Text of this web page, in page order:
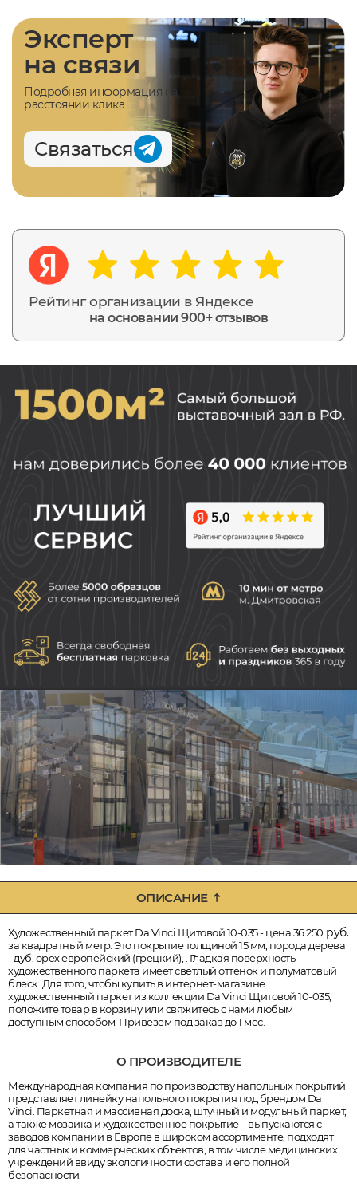
Рейтинг организации в Яндексе
на основании 900+ отзывов
Эксперт
на связи
Подробная информация на
расстоянии клика
Связаться
ОПИСАНИЕ
Художественный паркет Da Vinci Щитовой 10-035 - цена 36 250 руб.
за квадратный метр. Это покрытие толщиной 15 мм, порода дерева
- дуб, орех европейский (грецкий), . Гладкая поверхность
художественного паркета имеет светлый оттенок и полуматовый
блеск. Для того, чтобы купить в интернет-магазине
художественный паркет из коллекции Da Vinci Щитовой 10-035,
положите товар в корзину или свяжитесь с нами любым
доступным способом. Привезем под заказ до 1 мес.
О ПРОИЗВОДИТЕЛЕ
Международная компания по производству напольных покрытий
представляет линейку напольного покрытия под брендом Da
Vinci. Паркетная и массивная доска, штучный и модульный паркет,
а также мозаика и художественное покрытие – выпускаются с
заводов компании в Европе в широком ассортименте, подходят
для частных и коммерческих объектов, в том числе медицинских
учреждений ввиду экологичности состава и его полной
безопасности.